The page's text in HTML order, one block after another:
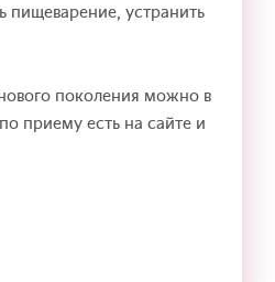
пищеварение, устранить
поколения можно в
приему есть на сайте и